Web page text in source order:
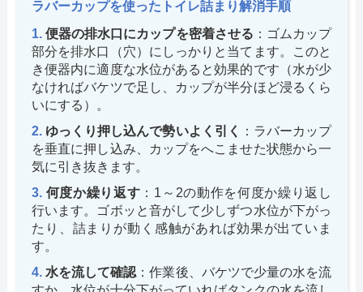
ラバーカップを使ったトイレ詰まり解消手順
便器の排水口にカップを密着させる ：ゴムカップ
部分を排水口（穴）にしっかりと当てます。このと
き便器内に適度な水位があると効果的です（水が少
なければバケツで足し、カップが半分ほど浸るくら
いにする）。
ゆっくり押し込んで勢いよく引く
：ラバーカップ
を垂直に押し込み、カップをへこませた状態から一
気に引き抜きます。
何度か繰り返す ：1～2の動作を何度か繰り返し
行います。ゴボッと音がして少しずつ水位が下がっ
たり、詰まりが動く感触があれば効果が出ていま
す。
水を流して確認 ：作業後、バケツで少量の水を流